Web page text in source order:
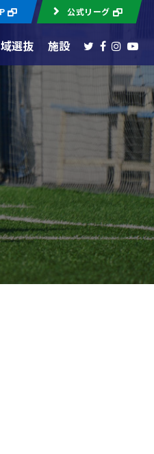
公式リーグ
選抜 施設